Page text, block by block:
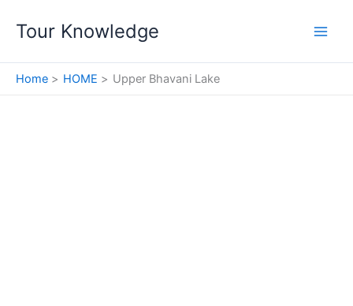
Tour Knowledge
Home HOME Upper Bhavani Lake